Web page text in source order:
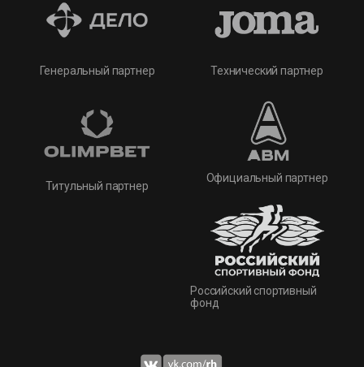
Генеральный партнер
Титульный партнер
Технический партнер
Официальный партнер
Российский спортивный
фонд